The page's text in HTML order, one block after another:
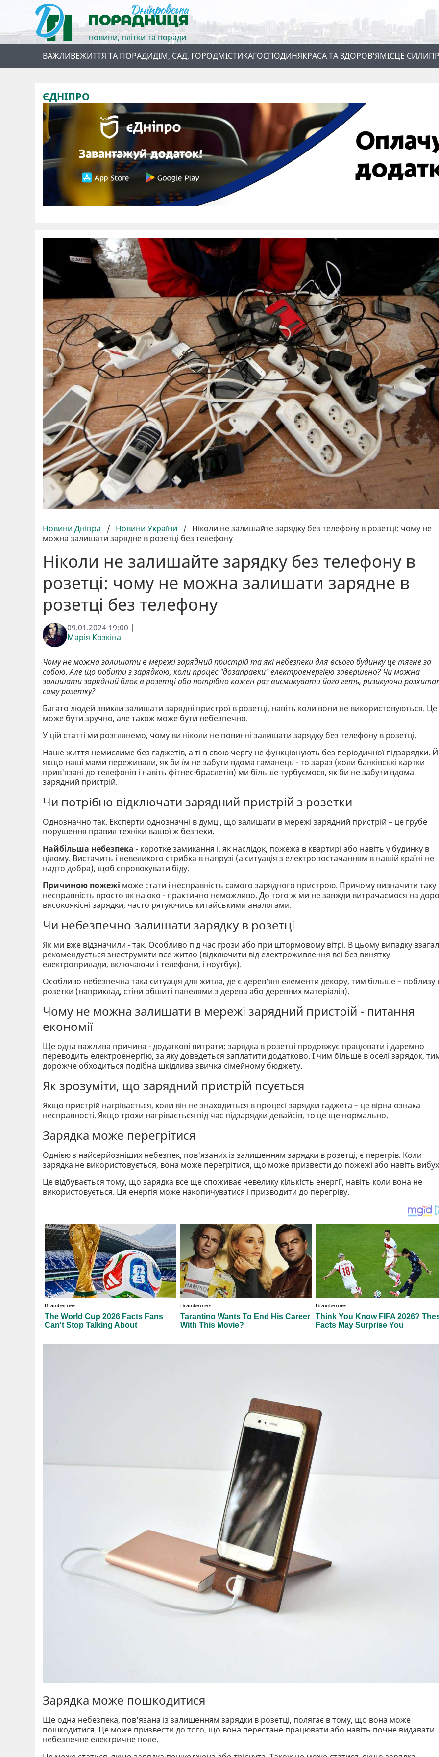
новини, плітки та поради
ВАЖЛИВЕЖИТТЯ ТА ПОРАДИДІМ, САД, ГОРОДМІСТИКАГОСПОДИНЯКРАСА ТА ЗДОРОВ’ЯМІСЦЕ СИЛИ
ЄДНІПРО
Новини Дніпра / Новини України / Ніколи не залишайте зарядку без телефону в розетці: чому не
можна залишати зарядне в розетці без телефону
Ніколи не залишайте зарядку без телефону в
розетці: чому не можна залишати зарядне в
розетці без телефону
09.01.2024 19:00 |
Марія Козкіна
Чому не можна залишати в мережі зарядний пристрій та які небезпеки для всього будинку це тягне за
собою. Але що робити з зарядкою, коли процес "дозаправки" електроенергією завершено? Чи можна
залишати зарядний блок в розетці або потрібно кожен раз висмикувати його геть, ризикуючи
саму розетку?
Багато людей звикли залишати зарядні пристрої в розетці, навіть коли вони не використовуються. Це
може бути зручно, але також може бути небезпечно.
У цій статті ми розглянемо, чому ви ніколи не повинні залишати зарядку без телефону в розетці.
Наше життя немислиме без гаджетів, а ті в свою чергу не функціонують без періодичної підзарядки. Й
якщо наші мами переживали, як би їм не забути вдома гаманець - то зараз (коли банківські картки
прив'язані до телефонів і навіть фітнес-браслетів) ми більше турбуємося, як би не забути вдома
зарядний пристрій.
Чи потрібно відключати зарядний пристрій з розетки
Однозначно так. Експерти однозначні в думці, що залишати в мережі зарядний пристрій – це грубе
порушення правил техніки вашої ж безпеки.
Найбільша небезпека - коротке замикання і, як наслідок, пожежа в квартирі або навіть у будинку в
цілому. Вистачить і невеликого стрибка в напрузі (а ситуація з електропостачанням в нашій країні не
надто добра), щоб спровокувати біду.
Причиною пожежі може стати і несправність самого зарядного пристрою. Причому визначити таку
несправність просто як на око - практично неможливо. До того ж ми не завжди витрачаємося на
високоякісні зарядки, часто рятуючись китайськими аналогами.
Чи небезпечно залишати зарядку в розетці
Як ми вже відзначили - так. Особливо під час грози або при штормовому вітрі. В цьому випадку
рекомендується знеструмити все житло (відключити від електроживлення всі без винятку
електроприлади, включаючи і телефони, і ноутбук).
Особливо небезпечна така ситуація для житла, де є дерев'яні елементи декору, тим більше – поблизу
розетки (наприклад, стіни обшиті панелями з дерева або деревних матеріалів).
Чому не можна залишати в мережі зарядний пристрій - питання
економії
Ще одна важлива причина - додаткові витрати: зарядка в розетці продовжує працювати і даремно
переводить електроенергію, за яку доведеться заплатити додатково. І чим більше в оселі зарядок,
дорожче обходиться подібна шкідлива звичка сімейному бюджету.
Як зрозуміти, що зарядний пристрій псується
Якщо пристрій нагрівається, коли він не знаходиться в процесі зарядки гаджета – це вірна ознака
несправності. Якщо трохи нагрівається під час підзарядки девайсів, то це ще нормально.
Зарядка може перегрітися
Однією з найсерйозніших небезпек, пов'язаних із залишенням зарядки в розетці, є перегрів. Коли
зарядка не використовується, вона може перегрітися, що може призвести до пожежі або навіть
Це відбувається тому, що зарядка все ще споживає невелику кількість енергії, навіть коли вона не
використовується. Ця енергія може накопичуватися і призводити до перегріву.
Зарядка може пошкодитися
Ще одна небезпека, пов'язана із залишенням зарядки в розетці, полягає в тому, що вона може
пошкодитися. Це може призвести до того, що вона перестане працювати або навіть почне видавати
небезпечне електричне поле.